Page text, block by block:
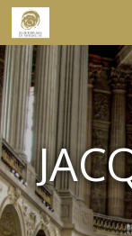
Skip to content